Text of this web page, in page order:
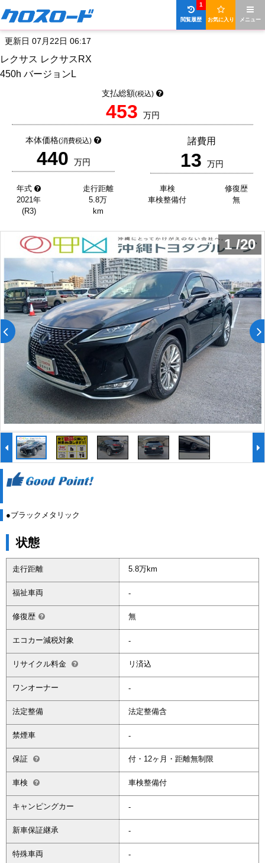
メニュー
お気に入り
閲覧履歴
1
更新日 07月22日 06:17
レクサス レクサスRX
450h バージョンL
支払総額(税込)
453 万円
本体価格(消費税込)
440 万円
諸費用
13 万円
年式
2021年
(R3)
走行距離
5.8万
km
車検
車検整備付
修復歴
無
1/20
●ブラックメタリック
状態
走行距離 5.8万km
福祉車両 -
修復歴 無
エコカー減税対象 -
リサイクル料金 リ済込
ワンオーナー -
法定整備 法定整備含
禁煙車 -
保証 付・12ヶ月・距離無制限
車検 車検整備付
キャンピングカー -
新車保証継承 -
特殊車両 -